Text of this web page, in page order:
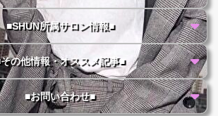
■SHUN所属サロン情報■
の他情報・オススメ記事■
■お問い合わせ■